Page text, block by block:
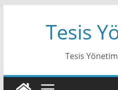
Tesis
Tesis